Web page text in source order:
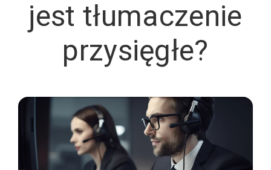
jest tłumaczenie
przysięgłe?